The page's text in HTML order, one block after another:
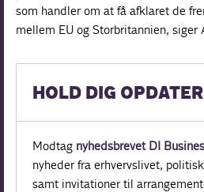
som handler om at få afklaret de
mellem EU og Storbritannien, siger
HOLD DIG
Modtag nyhedsbrevet DI
nyheder fra erhvervslivet,
samt invitationer til